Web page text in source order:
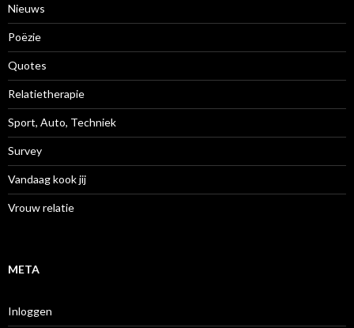
Nieuws
Poëzie
Quotes
Relatietherapie
Sport, Auto, Techniek
Survey
Vandaag kook jij
Vrouw relatie
META
Inloggen